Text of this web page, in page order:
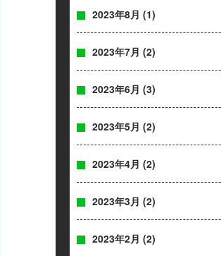
2023年8月 (1)
2023年7月 (2)
2023年6月 (3)
2023年5月 (2)
2023年4月 (2)
2023年3月 (2)
2023年2月 (2)